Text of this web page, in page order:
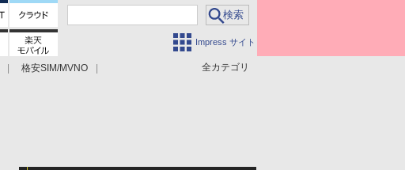
Impress サイト
全カテゴリ
格安SIM/MVNO